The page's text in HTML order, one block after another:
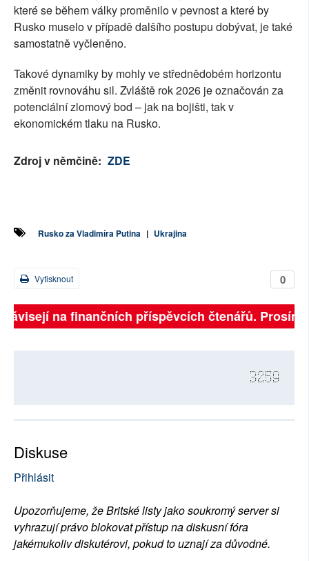
které se během války proměnilo v pevnost a které by
Rusko muselo v případě dalšího postupu dobývat, je také
samostatně vyčleněno.
Takové dynamiky by mohly ve střednědobém horizontu
změnit rovnováhu sil. Zvláště rok 2026 je označován za
potenciální zlomový bod – jak na bojišti, tak v
ekonomickém tlaku na Rusko.
Zdroj v němčině: ZDE
Rusko za Vladimíra Putina | Ukrajina
0
Vytisknout
na finančních příspěvcích čtenářů.
3259
Diskuse
Přihlásit
Upozorňujeme, že Britské listy jako soukromý server si
vyhrazují právo blokovat přístup na diskusní fóra
jakémukoliv diskutérovi, pokud to uznají za důvodné.